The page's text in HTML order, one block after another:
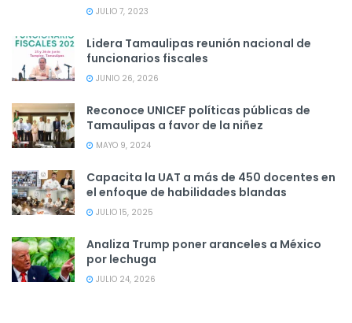
JULIO 7, 2023
Lidera Tamaulipas reunión nacional de
funcionarios fiscales
JUNIO 26, 2026
Reconoce UNICEF políticas públicas de
Tamaulipas a favor de la niñez
MAYO 9, 2024
Capacita la UAT a más de 450 docentes en
el enfoque de habilidades blandas
JULIO 15, 2025
Analiza Trump poner aranceles a México
por lechuga
JULIO 24, 2026